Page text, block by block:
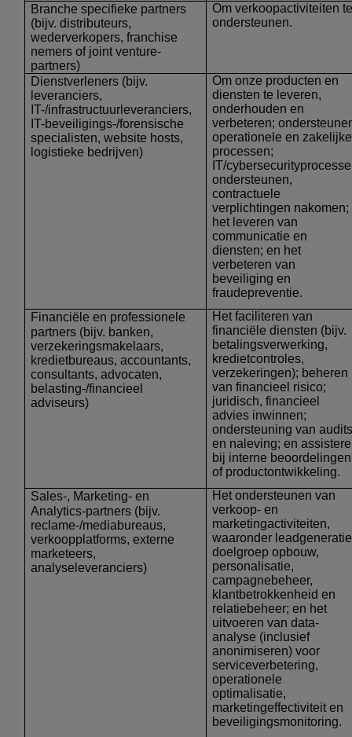
Branche specifieke partners
(bijv. distributeurs,
wederverkopers, franchise
nemers of joint venture-
partners)
Om verkoopactiviteiten te
ondersteunen.
Dienstverleners (bijv.
leveranciers,
IT-/infrastructuurleveranciers,
IT-beveiligings-/forensische
specialisten, website hosts,
logistieke bedrijven)
Om onze producten en
diensten te leveren,
onderhouden en
verbeteren;
operationele en zakelijke
processen;
IT/
ondersteunen,
contractuele
verplichtingen nakomen;
het leveren van
communicatie en
diensten; en het
verbeteren van
beveiliging en
fraudepreventie.
Financiële en professionele
partners (bijv. banken,
verzekeringsmakelaars,
kredietbureaus, accountants,
consultants, advocaten,
belasting-/financieel
adviseurs)
Het faciliteren van
financiële diensten (bijv.
betalingsverwerking,
kredietcontroles,
verzekeringen); beheren
van financieel risico;
juridisch, financieel
advies inwinnen;
ondersteuning van audits
en naleving; en
bij interne beoordelingen
of productontwikkeling.
Sales-, Marketing- en
Analytics-partners (bijv.
reclame-/mediabureaus,
verkoopplatforms, externe
marketeers,
analyseleveranciers)
Het ondersteunen van
verkoop- en
marketingactiviteiten,
waaronder
doelgroep opbouw,
personalisatie,
campagnebeheer,
klantbetrokkenheid en
relatiebeheer; en het
uitvoeren van data-
analyse (inclusief
anonimiseren) voor
serviceverbetering,
operationele
optimalisatie,
marketingeffectiviteit en
beveiligingsmonitoring.